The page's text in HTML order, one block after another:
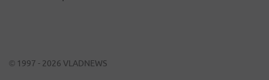
© 1997 - 2026 VLADNEWS